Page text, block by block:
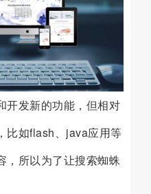
开发新的功能，但相对
比如flash、java应用等
，所以为了让搜索蜘蛛